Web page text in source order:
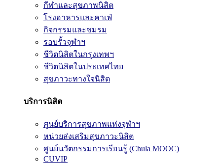
กีฬาและสุขภาพนิสิต
โรงอาหารและคาเฟ่
กิจกรรมและชมรม
รอบรั้วจุฬาฯ
ชีวิตนิสิตในกรุงเทพฯ
ชีวิตนิสิตในประเทศไทย
สุขภาวะทางใจนิสิต
บริการนิสิต
ศูนย์บริการสุขภาพแห่งจุฬาฯ
หน่วยส่งเสริมสุขภาวะนิสิต
ศูนย์นวัตกรรมการเรียนรู้ (Chula MOOC)
CUVIP